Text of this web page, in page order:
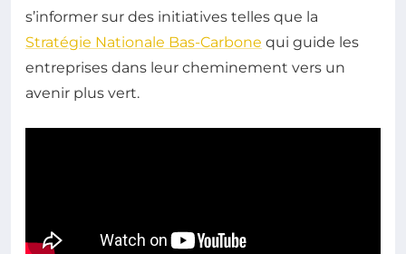
s’informer sur des initiatives telles que la
Stratégie Nationale Bas-Carbone qui guide les
entreprises dans leur cheminement vers un
avenir plus vert.